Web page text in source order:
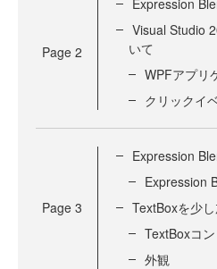
Page 2
Visual Studio
いて
WPFアプリ
クリックイ
Page 3
Expression
Expression
TextBoxを少
TextBoxコ
外観